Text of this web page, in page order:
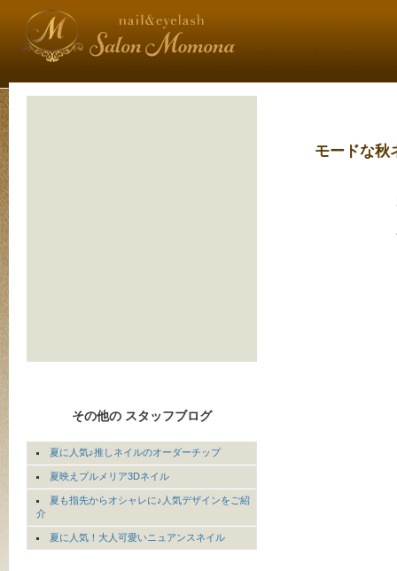
モードな秋
その他の スタッフブログ
夏に人気♪推しネイルのオーダーチップ
夏映えプルメリア3Dネイル
夏も指先からオシャレに♪人気デザインをご紹
介
夏に人気！大人可愛いニュアンスネイル